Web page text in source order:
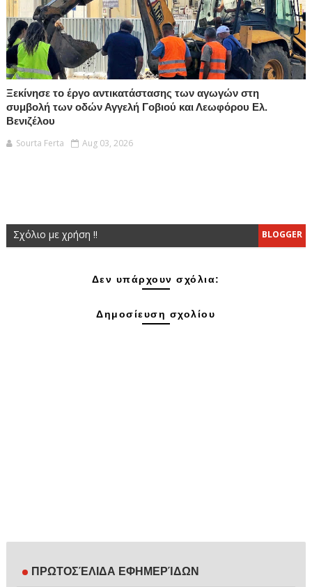
Ξεκίνησε το έργο αντικατάστασης των αγωγών στη
συμβολή των οδών Αγγελή Γοβιού και Λεωφόρου Ελ.
Βενιζέλου
Sourta Ferta
Aug 03, 2026
BLOGGER
Σχόλιο με χρήση !!
Δεν υπάρχουν σχόλια:
Δημοσίευση σχολίου
ΠΡΩΤΟΣΈΛΙΔΑ ΕΦΗΜΕΡΊΔΩΝ